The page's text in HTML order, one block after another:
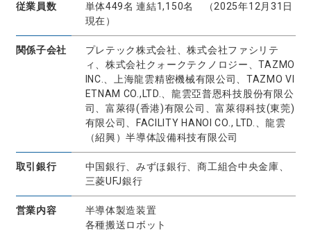
従業員数
単体449名 連結1,150名 （2025年12月31日
現在）
関係子会社
プレテック株式会社、株式会社ファシリテ
ィ、株式会社クォークテクノロジー、TAZMO
INC.、上海龍雲精密機械有限公司、TAZMO VI
ETNAM CO.,LTD.、龍雲亞普恩科技股份有限公
司、富萊得(香港)有限公司、富萊得科技(東莞)
有限公司、FACILITY HANOI CO., LTD.、龍雲
（紹興）半導体設備科技有限公司
取引銀行
中国銀行、みずほ銀行、商工組合中央金庫、
三菱UFJ銀行
営業内容
半導体製造装置
各種搬送ロボット